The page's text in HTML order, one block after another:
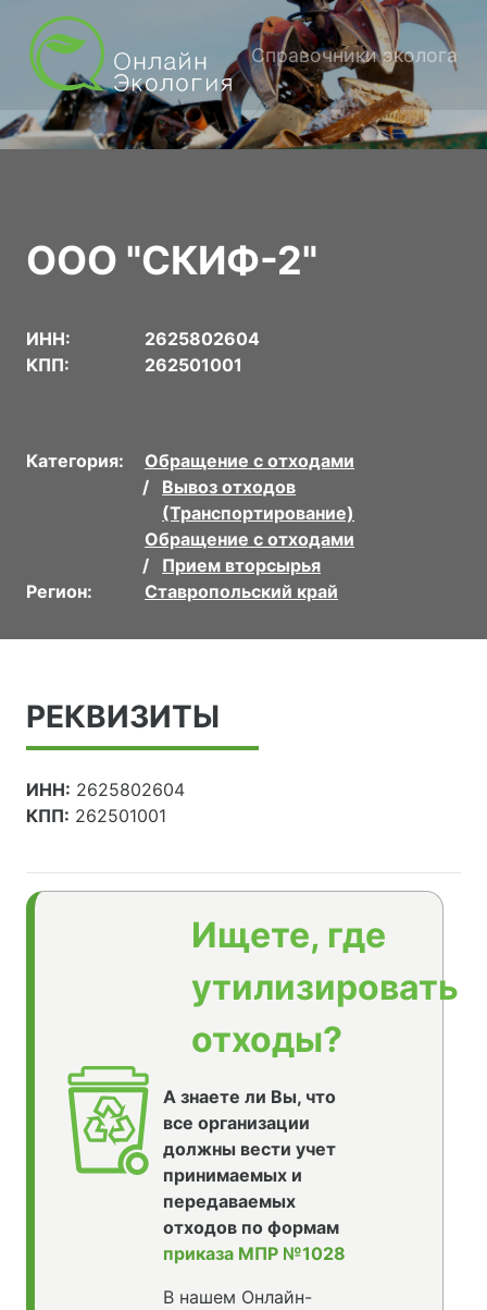
Справочники эколога
ООО "СКИФ-2"
ИНН:
2625802604
КПП:
262501001
Категория:
Обращение с отходами
Вывоз отходов
(Транспортирование)
Обращение с отходами
Прием вторсырья
Регион:
Ставропольский край
РЕКВИЗИТЫ
ИНН: 2625802604
КПП: 262501001
Ищете, где
утилизировать
отходы?
А знаете ли Вы, что
все организации
должны вести учет
принимаемых и
передаваемых
отходов по формам
приказа МПР №1028
В нашем Онлайн-